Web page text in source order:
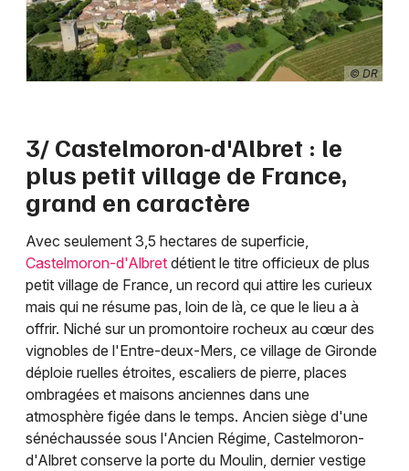
© DR
3/ Castelmoron-d'Albret : le
plus petit village de France,
grand en caractère
Avec seulement 3,5 hectares de superficie,
Castelmoron-d'Albret détient le titre officieux de plus
petit village de France, un record qui attire les curieux
mais qui ne résume pas, loin de là, ce que le lieu a à
offrir. Niché sur un promontoire rocheux au cœur des
vignobles de l'Entre-deux-Mers, ce village de Gironde
déploie ruelles étroites, escaliers de pierre, places
ombragées et maisons anciennes dans une
atmosphère figée dans le temps. Ancien siège d'une
sénéchaussée sous l'Ancien Régime, Castelmoron-
d'Albret conserve la porte du Moulin, dernier vestige